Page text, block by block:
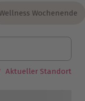
Wochenende
Wochenende
Aktueller Standort